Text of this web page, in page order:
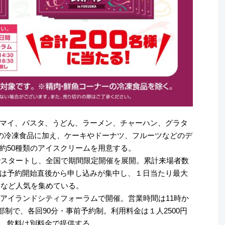
イ、パスタ、うどん、ラーメン、チャーハン、グラタ
凍食品に加え、ケーキやドーナツ、フルーツなどのデ
50種類のアイスクリームを用意する。
タートし、全国で期間限定開催を展開。累計来場者数
予約開始直後から申し込みが集中し、１日当たり最大
ど人気を集めている。
イランドシティフォーラムで開催。営業時間は11時か
制で、各回90分・事前予約制。利用料金は１人2500円